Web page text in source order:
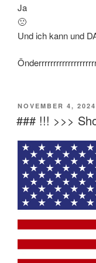
Ja
🙁
Und ich kann und
VERÖFFENTLICHT
AM
NOVEMBER 4, 2024
### !!! >>>